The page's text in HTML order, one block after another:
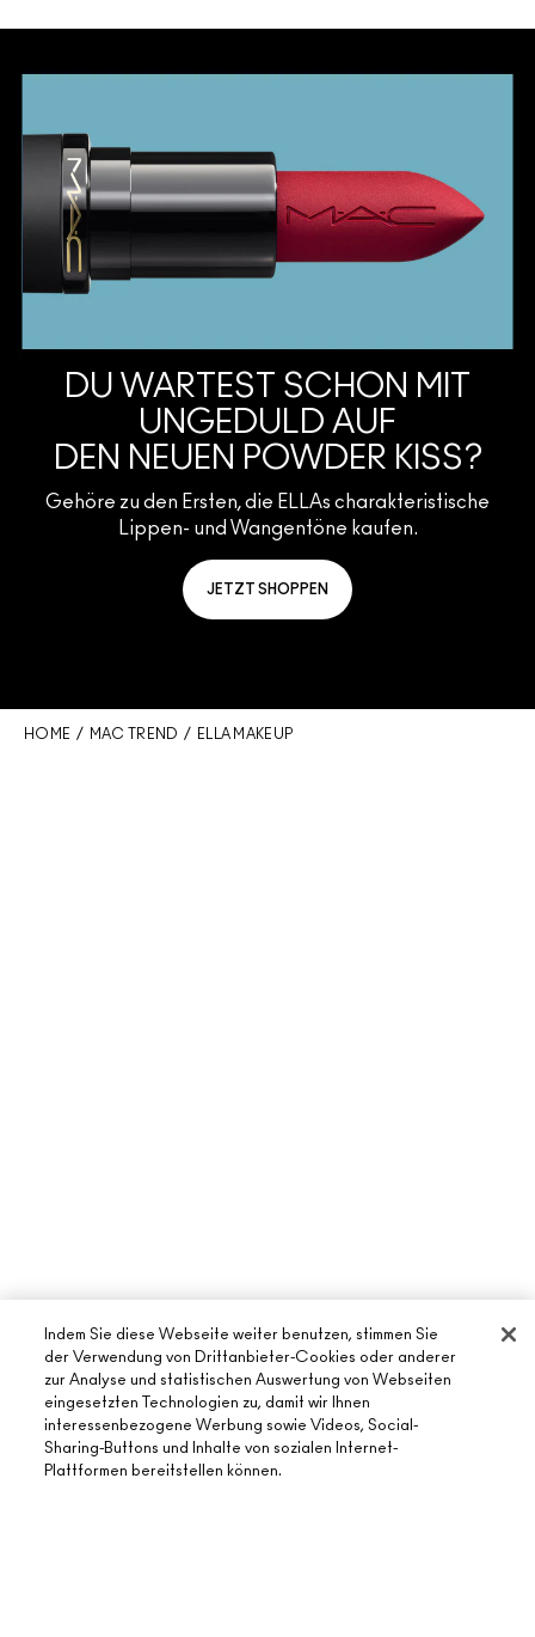
DU WARTEST SCHON MIT
UNGEDULD AUF
DEN NEUEN POWDER KISS?
Gehöre zu den Ersten, die ELLAs charakteristische
Lippen- und Wangentöne kaufen.
JETZT SHOPPEN
HOME / MAC TREND / ELLA MAKEUP
ÜBER MAC
UNSERE STORY
Indem Sie diese Webseite weiter benutzen, stimmen Sie
der Verwendung von Drittanbieter-Cookies oder anderer
zur Analyse und statistischen Auswertung von Webseiten
eingesetzten Technologien zu, damit wir Ihnen
interessenbezogene Werbung sowie Videos, Social-
Sharing-Buttons und Inhalte von sozialen Internet-
Plattformen bereitstellen können.